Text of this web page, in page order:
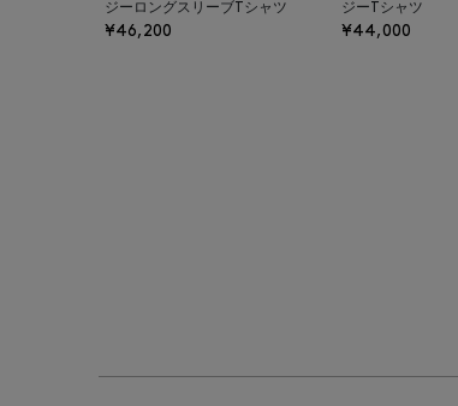
ジーロングスリーブTシャツ
¥46,200
ジーTシャツ
¥44,000